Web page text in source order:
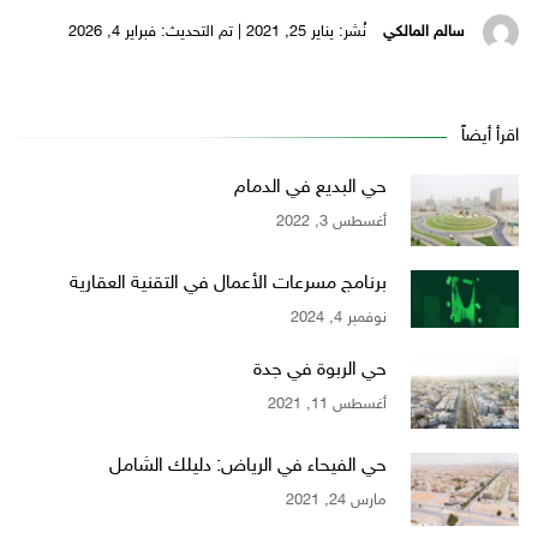
سالم المالكي نُشر: يناير 25, 2021 | تم التحديث: فبراير 4, 2026
اقرأ أيضاً
حي البديع في الدمام
أغسطس 3, 2022
برنامج مسرعات الأعمال في التقنية العقارية
نوفمبر 4, 2024
حي الربوة في جدة
أغسطس 11, 2021
حي الفيحاء في الرياض: دليلك الشامل
مارس 24, 2021